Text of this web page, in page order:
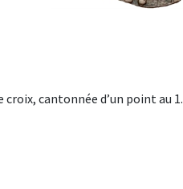
cantonnée d’un point au 1.